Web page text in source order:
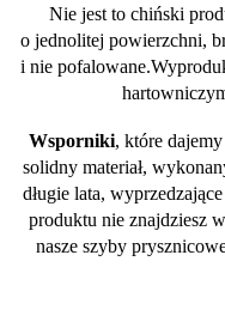
Nie jest to chiński
o jednolitej powierzchni,
i nie
Wsporniki, które
solidny materiał,
długie lata,
produktu nie znajdziesz
nasze szyby